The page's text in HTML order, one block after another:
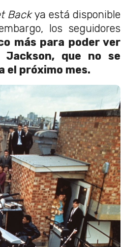
Backya está disponible
los seguidores
más para poder ver
que no se
el próximo mes.